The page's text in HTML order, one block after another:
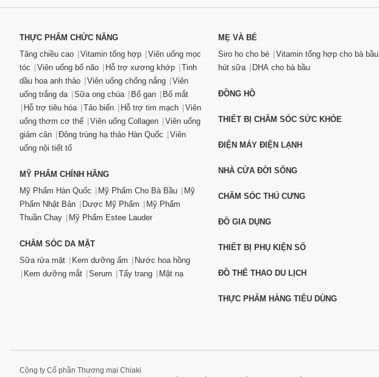
THỰC PHẨM CHỨC NĂNG
Tăng chiều cao
Vitamin tổng hợp
Viên uống mọc
tóc
Viên uống bổ não Hỗ trợ xương khớp
Tinh
dầu hoa anh thảo
Viên uống chống nắng
Viên
uống trắng da
Sữa ong chúa Bổ gan
Bổ mắt
Hỗ trợ tiêu hóa
Tảo biển Hỗ trợ tim mạch
Viên
uống thơm cơ thể
Viên uống Collagen
Viên uống
giảm cân
Đông trùng hạ thảo Hàn Quốc
Viên
uống nội tiết tố
MỸ PHẨM CHÍNH HÃNG
Mỹ Phẩm Hàn Quốc
Mỹ Phẩm Cho Bà Bầu
Mỹ
Phẩm Nhật Bản
Dược Mỹ Phẩm
Mỹ Phẩm
Thuần Chay
Mỹ Phẩm Estee Lauder
CHĂM SÓC DA MẶT
Sữa rửa mặt
Kem dưỡng ẩm
Nước hoa hồng
Kem dưỡng mắt
Serum Tẩy trang Mặt nạ
MẸ VÀ BÉ
Siro ho cho bé
Vitamin tổng hợp cho bà bầu
hút sữa
DHA cho bà bầu
ĐỒNG HỒ
THIẾT BỊ CHĂM SÓC SỨC KHỎE
ĐIỆN MÁY ĐIỆN LẠNH
NHÀ CỬA ĐỜI SỐNG
CHĂM SÓC THÚ CƯNG
ĐỒ GIA DỤNG
THIẾT BỊ PHỤ KIỆN SỐ
ĐỒ THỂ THAO DU LỊCH
THỰC PHẨM HÀNG TIÊU DÙNG
Công ty Cổ phần Thương mại Chiaki